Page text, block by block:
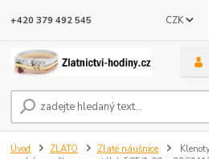
CZK
+420 379 492 545
Úvod ZLATO Zlaté náušnice